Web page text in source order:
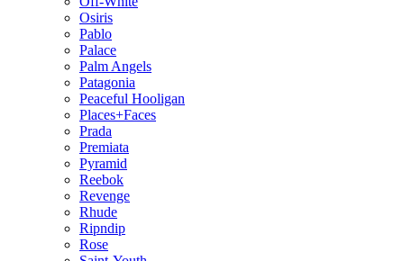
Osiris
Pablo
Palace
Palm Angels
Patagonia
Peaceful Hooligan
Places+Faces
Prada
Premiata
Pyramid
Reebok
Revenge
Rhude
Ripndip
Rose